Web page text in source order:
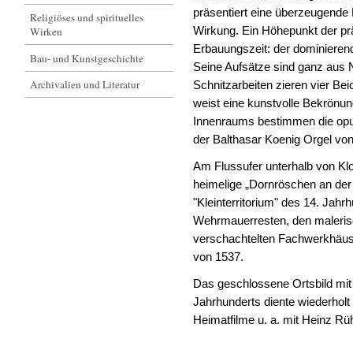
Religiöses und spirituelles
Wirken
Bau- und Kunstgeschichte
Archivalien und Literatur
präsentiert eine
Wirkung. Ein Höhepunkt der
Erbauungszeit: der
Seine Aufsätze sind ganz aus
Schnitzarbeiten zieren vier
weist eine kunstvolle
Innenraums bestimmen die
der Balthasar Koenig Orgel
Am Flussufer unterhalb von
heimelige „Dornröschen an
"Kleinterritorium" des 14.
Wehrmauerresten, den
verschachtelten
von 1537.
Das geschlossene Ortsbild
Jahrhunderts diente
Heimatfilme u. a. mit Heinz